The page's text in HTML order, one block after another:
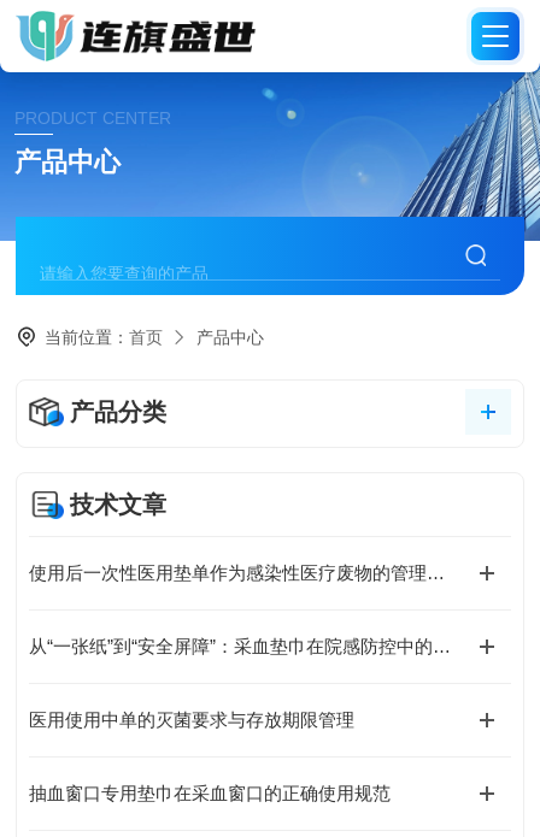
PRODUCT CENTER
产品中心
当前位置：首页 产品中心
产品分类
技术文章
使用后一次性医用垫单作为感染性医疗废物的管理要点
从“一张纸”到“安全屏障”：采血垫巾在院感防控中的关键角色
医用使用中单的灭菌要求与存放期限管理
抽血窗口专用垫巾在采血窗口的正确使用规范